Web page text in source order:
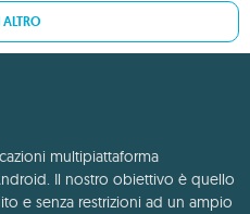
multipiattaforma
Il nostro obiettivo è quello
e senza restrizioni ad un ampio